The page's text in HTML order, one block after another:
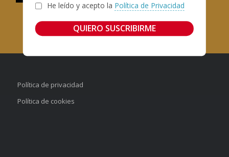
He leído y acepto la Política de Privacidad
Política de privacidad
Política de cookies